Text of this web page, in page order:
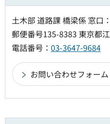
土木部 道路課 橋梁係 窓口
郵便番号135-8383 東京都
電話番号： 03-3647-9684